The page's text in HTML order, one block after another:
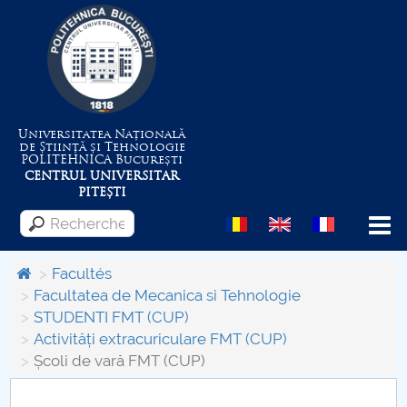
Universitatea Națională
de Știință și Tehnologie
POLITEHNICABucurești
CENTRUL UNIVERSITAR
PITEȘTI
Menu
Despre Universitate
Centrul de Management al Proiectelor
Facultés
Facultatea de Mecanica si Tehnologie
STUDENTI FMT (CUP)
Activități extracuriculare FMT (CUP)
Școli de vară FMT (CUP)